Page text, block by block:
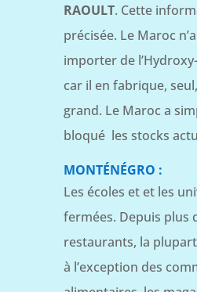
RAOULT. Cette
précisée. Le Maroc
importer de
car il en fabrique,
grand. Le Maroc a
bloqué les stocks
MONTÉNÉGRO :
Les écoles et et les
fermées. Depuis plus
restaurants, la
à l’exception des